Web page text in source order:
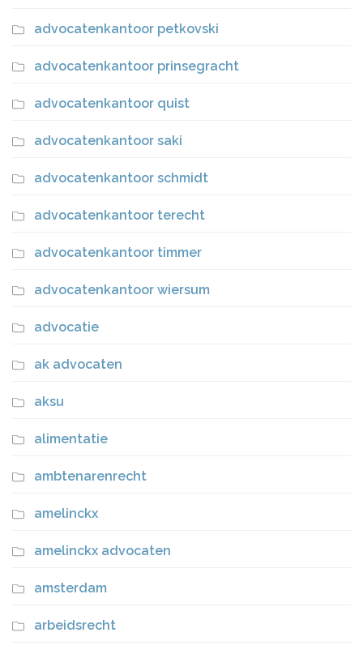
advocatenkantoor petkovski
advocatenkantoor prinsegracht
advocatenkantoor quist
advocatenkantoor saki
advocatenkantoor schmidt
advocatenkantoor terecht
advocatenkantoor timmer
advocatenkantoor wiersum
advocatie
ak advocaten
aksu
alimentatie
ambtenarenrecht
amelinckx
amelinckx advocaten
amsterdam
arbeidsrecht